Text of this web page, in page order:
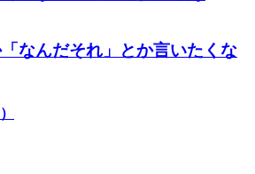
「なんだそれ」とか言いたくな